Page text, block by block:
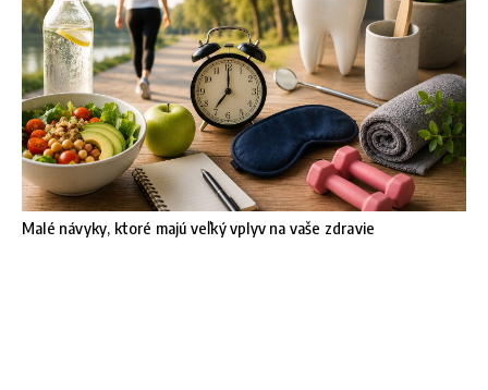
Malé návyky, ktoré majú veľký vplyv na vaše zdravie